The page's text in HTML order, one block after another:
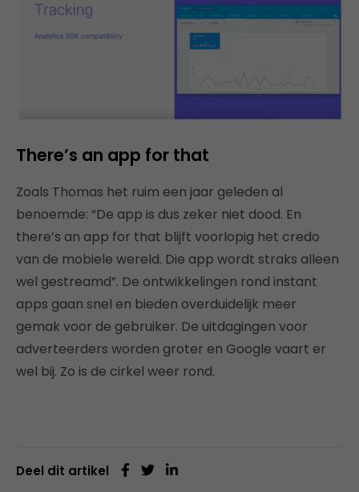
There’s an app for that
Zoals Thomas het ruim een jaar geleden al
benoemde: “De app is dus zeker niet dood. En
there’s an app for that blijft voorlopig het credo
van de mobiele wereld. Die app wordt straks alleen
wel gestreamd”. De ontwikkelingen rond instant
apps gaan snel en bieden overduidelijk meer
gemak voor de gebruiker. De uitdagingen voor
adverteerders worden groter en Google vaart er
wel bij. Zo is de cirkel weer rond.
Deel dit artikel